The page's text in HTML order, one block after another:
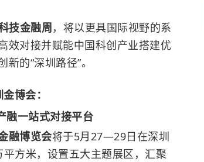
技金融周，将以更具国际视野的系
效对接并赋能中国科创产业搭建优
的“深圳路径”。
博会：
融一站式对接平台
融博览会将于5月27—29日在深圳
方米，设置五大主题展区，汇聚